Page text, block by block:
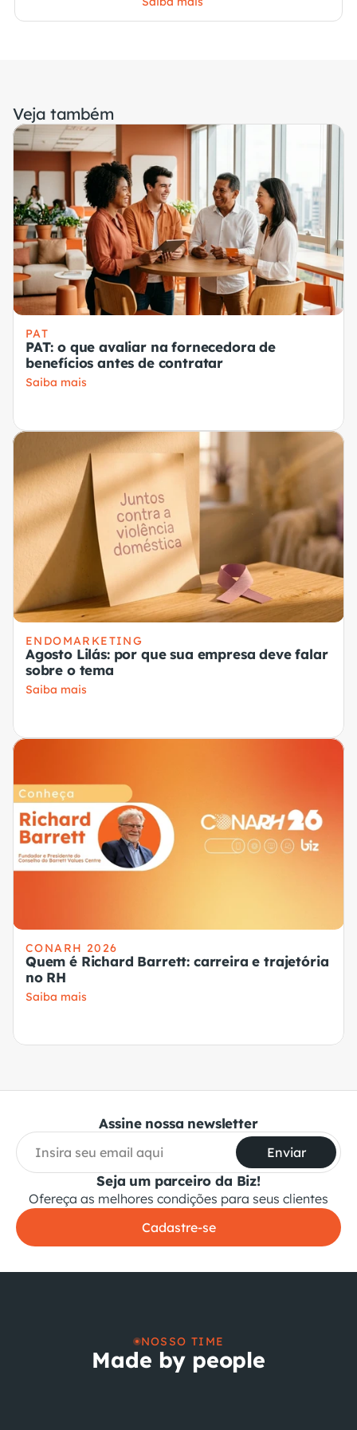
Veja também
PAT
PAT: o que avaliar na fornecedora de
benefícios antes de contratar
Saiba mais
ENDOMARKETING
Agosto Lilás: por que sua empresa deve falar
sobre o tema
Saiba mais
CONARH 2026
Quem é Richard Barrett: carreira e trajetória
no RH
Saiba mais
Assine nossa newsletter
Enviar
Seja um parceiro da Biz!
Ofereça as melhores condições para seus clientes
Cadastre-se
NOSSO TIME
Made by people